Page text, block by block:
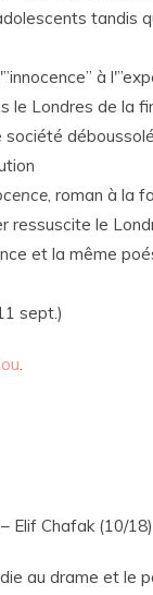
tandis
à
le Londres de la
société
, roman à la
ressuscite le
et la même
sept.)
.
– Elif Chafak (10/18)
au drame et le